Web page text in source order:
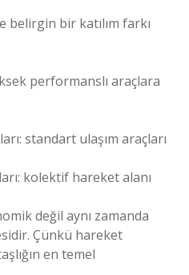
belirgin bir katılım farkı
performanslı araçlara
standart ulaşım araçları
kolektif hareket alanı
değil aynı zamanda
Çünkü hareket
en temel